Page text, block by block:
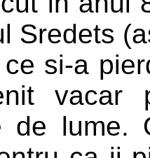
Sredets
ce si-a
vacar
de lume.